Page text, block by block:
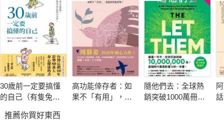
本書涵蓋心理學、社會學、腦科學及藝術等領域，作者布拉克透
過有趣的實驗、科學的研究，神話故事與測驗，將複雜的心理學
原理與人生哲理，以幽默文字呈現，帶我們克服自己的恐懼、偏
見、自戀等負面因素，幫助我們建立秩序，活出更具意義的人
生。
在充滿混亂、不確定性，且大自戀的世代中，我們焦慮、困惑，
30歲前一定要搞懂
的自己（有隻兔子
高功能倖存者：如
果不「有用」，我
隨他們去：全球熱
銷突破1000萬冊現
推薦你買好東西